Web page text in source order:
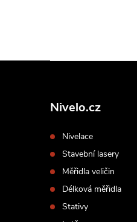
Nivelo.cz
Nivelace
Stavební lasery
Měřidla veličin
Délková měřidla
Stativy